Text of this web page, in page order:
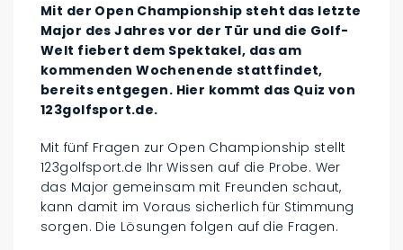
Mit der Open Championship steht das letzte
Major des Jahres vor der Tür und die Golf-
Welt fiebert dem Spektakel, das am
kommenden Wochenende stattfindet,
bereits entgegen. Hier kommt das Quiz von
123golfsport.de.
Mit fünf Fragen zur Open Championship stellt
123golfsport.de Ihr Wissen auf die Probe. Wer
das Major gemeinsam mit Freunden schaut,
kann damit im Voraus sicherlich für Stimmung
sorgen. Die Lösungen folgen auf die Fragen.